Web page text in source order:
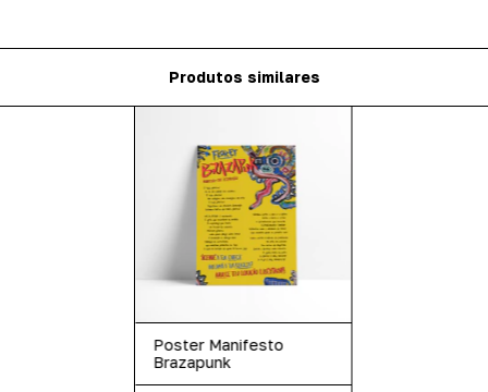
Produtos similares
Poster Manifesto
Brazapunk